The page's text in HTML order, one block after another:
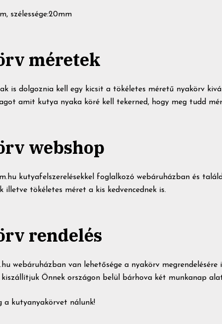
szélessége:20mm
méretek
is dolgoznia kell egy kicsit a tökéletes méretű nyakörv
amit kutya nyaka köré kell tekerned, hogy meg tudd
webshop
kutyafelszerelésekkel foglalkozó webáruházban és
illetve tökéletes méret a kis kedvencednek is.
rendelés
webáruházban van lehetősége a nyakörv megrendelésére
Önnek országon belül bárhova két munkanap
a kutyanyakörvet nálunk!